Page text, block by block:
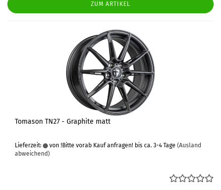
ZUM ARTIKEL
Tomason TN27 - Graphite matt
Lieferzeit: von !Bitte vorab Kauf anfragen! bis ca. 3-4 Tage (Ausland
abweichend)